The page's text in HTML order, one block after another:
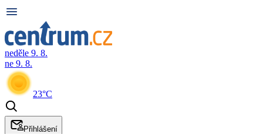
neděle 9. 8.
ne 9. 8.
23°C
Přihlášení